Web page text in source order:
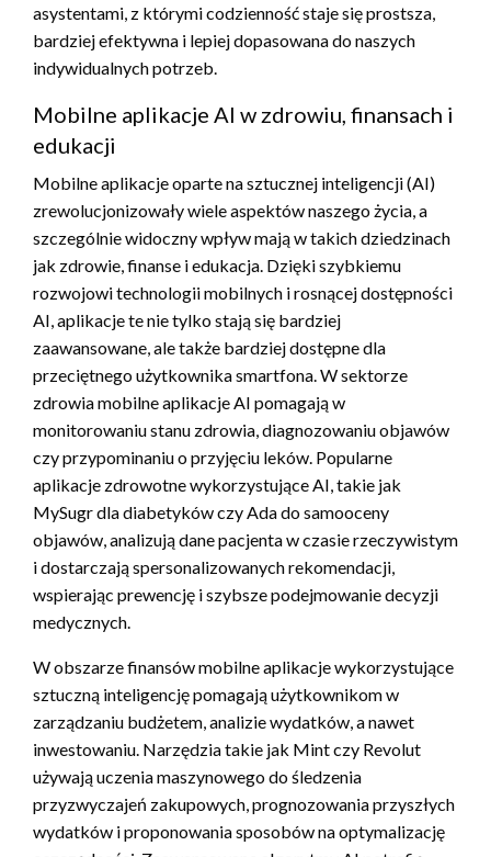
asystentami, z którymi codzienność staje się prostsza,
bardziej efektywna i lepiej dopasowana do naszych
indywidualnych potrzeb.
Mobilne aplikacje AI w zdrowiu, finansach i
edukacji
Mobilne aplikacje oparte na sztucznej inteligencji (AI)
zrewolucjonizowały wiele aspektów naszego życia, a
szczególnie widoczny wpływ mają w takich dziedzinach
jak zdrowie, finanse i edukacja. Dzięki szybkiemu
rozwojowi technologii mobilnych i rosnącej dostępności
AI, aplikacje te nie tylko stają się bardziej
zaawansowane, ale także bardziej dostępne dla
przeciętnego użytkownika smartfona. W sektorze
zdrowia mobilne aplikacje AI pomagają w
monitorowaniu stanu zdrowia, diagnozowaniu objawów
czy przypominaniu o przyjęciu leków. Popularne
aplikacje zdrowotne wykorzystujące AI, takie jak
MySugr dla diabetyków czy Ada do samooceny
objawów, analizują dane pacjenta w czasie rzeczywistym
i dostarczają spersonalizowanych rekomendacji,
wspierając prewencję i szybsze podejmowanie decyzji
medycznych.
W obszarze finansów mobilne aplikacje wykorzystujące
sztuczną inteligencję pomagają użytkownikom w
zarządzaniu budżetem, analizie wydatków, a nawet
inwestowaniu. Narzędzia takie jak Mint czy Revolut
używają uczenia maszynowego do śledzenia
przyzwyczajeń zakupowych, prognozowania przyszłych
wydatków i proponowania sposobów na optymalizację